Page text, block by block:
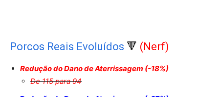
Porcos Reais Evoluídos 🔻 (Nerf)
Redução do Dano de Aterrissagem (-18%)
De 115 para 94